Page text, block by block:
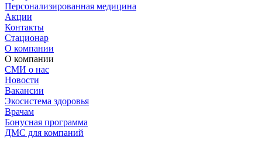
Персонализированная медицина
Акции
Контакты
Стационар
О компании
О компании
СМИ о нас
Новости
Вакансии
Экосистема здоровья
Врачам
Бонусная программа
ДМС для компаний